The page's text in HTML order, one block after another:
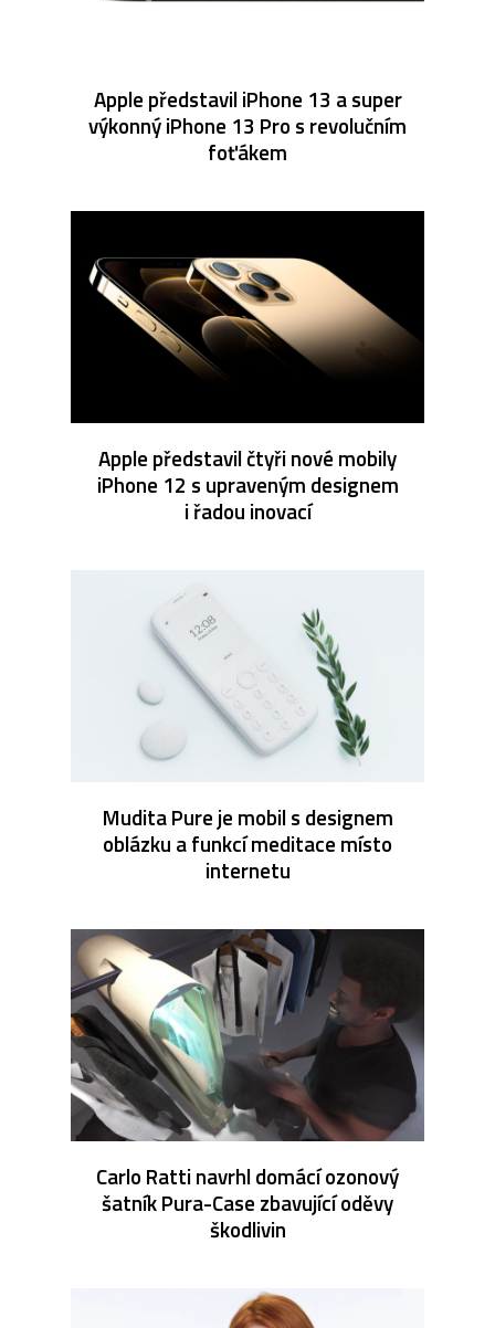
Apple představil iPhone 13 a super
výkonný iPhone 13 Pro s revolučním
foťákem
Apple představil čtyři nové mobily
iPhone 12 s upraveným designem
i řadou inovací
Mudita Pure je mobil s designem
oblázku a funkcí meditace místo
internetu
Carlo Ratti navrhl domácí ozonový
šatník Pura-Case zbavující oděvy
škodlivin